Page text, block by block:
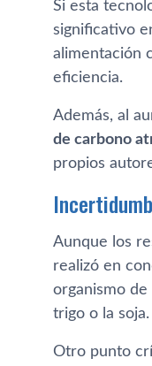
Si esta
significativo
alimentación
eficiencia.
Además, al
de carbono
propios
Aunque los
realizó en
organismo
trigo o la soja.
Otro punto